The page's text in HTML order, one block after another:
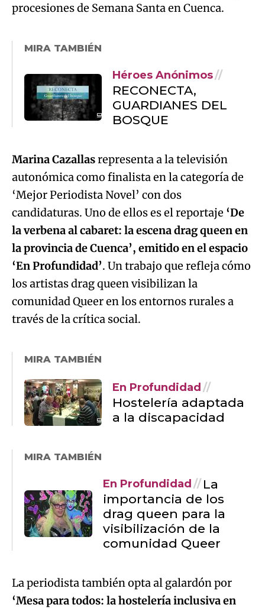
procesiones de Semana Santa en Cuenca.
MIRA TAMBIÉN
Héroes Anónimos
RECONECTA,
GUARDIANES DEL
BOSQUE
Marina Cazallasrepresenta a la televisión
autonómica como finalista en la categoría de
‘Mejor Periodista Novel’ con dos
candidaturas. Uno de ellos es el reportaje ‘De
la verbena al cabaret: la escena drag queen en
la provincia de Cuenca’, emitido en el espacio
‘En Profundidad’. Un trabajo que refleja cómo
los artistas drag queen visibilizan la
comunidad Queer en los entornos rurales a
través de la crítica social.
MIRA TAMBIÉN
En Profundidad
Hostelería adaptada
a la discapacidad
MIRA TAMBIÉN
En Profundidad
La
importancia de los
drag queen para la
visibilización de la
comunidad Queer
La periodista también opta al galardón por
‘Mesa para todos: la hostelería inclusiva en